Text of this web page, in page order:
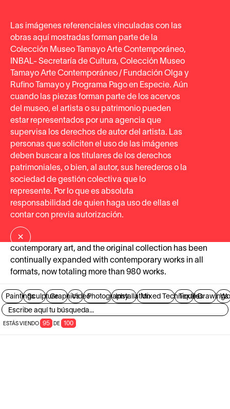
Collection Highlights Collection
The core of the Museo Tamayo’s collection consists of
more than 300 works by 170 artists that Olga and Rufino
Tamayo gathered and donated to establish the museum.
Their intention was to offer the Mexican public the
opportunity to experience international art of the highest
quality, encompassing all artistic movements since
World War II. The collection includes works by some of
the most renowned artists of the second half of the
twentieth century, such as Pablo Picasso, Henry Moore,
Isamu Noguchi, Franz Kline, Helen Frankenthaler, Wifredo
Lam, Roberto Matta, Jesús Rafael Soto, Louise Nevelson,
and George Segal. Since its inauguration, the museum
has continued to operate under its original mission of
presenting the most significant developments in
contemporary art, and the original collection has been
continually expanded with contemporary works in all
formats, now totaling more than 980 works.
Las imágenes referenciales vinculadas con las
obras aquí mostradas forman parte de la
Colección Museo Tamayo Arte Contemporáneo,
INBAL- Secretaría de Cultura, Colección Museo
Tamayo Arte Contemporáneo / Fundación Olga y
Rufino Tamayo y Programa Pago en Especie. Aún
cuando las piezas forman parte de los acervos
del museo, el artista o su patrimonio pueden
estar representados por una agencia que
supervisa los derechos de autor del artista. Las
personas que soliciten el uso de las imágenes
deben buscar a los titulares de los derechos
patrimoniales, o bien, al autor, sus herederos o la
sociedad de gestión colectiva que lo
represente. Por lo que es absoluta
responsabilidad de quien haga uso de ellas el
contar con previa autorización.
×
PaintingsSculptureGraphicsVideoPhotographyInstallationMixed Techniques
TextilesDrawings
ESTÁS VIENDO 95 DE 100